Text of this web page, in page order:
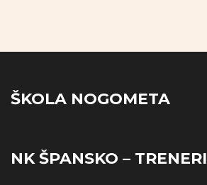
ŠKOLA NOGOMETA
NK ŠPANSKO – TRENERI